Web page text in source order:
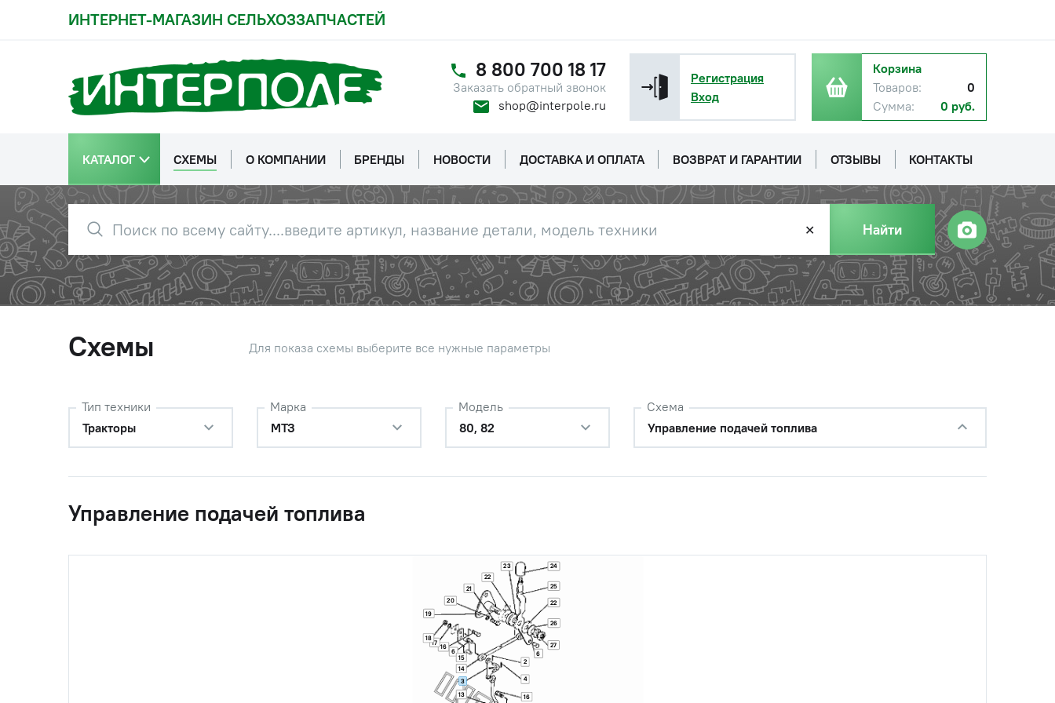
ИНТЕРНЕТ-МАГАЗИН СЕЛЬХОЗЗАПЧАСТЕЙ
8 800 700 18 17
Заказать обратный звонок
shop@interpole.ru
Регистрация
Вход
Корзина
Товаров:
0
Сумма:
0 руб.
КАТАЛОГ СХЕМЫ О КОМПАНИИ БРЕНДЫ НОВОСТИ ДОСТАВКА И ОПЛАТА ВОЗВРАТ И ГАРАНТИИ ОТЗЫВЫ КОНТАКТЫ
✕ Найти
Схемы Для показа схемы выберите все нужные параметры
Тип техники
Тракторы
Марка
МТЗ
Модель
80, 82
Схема
Управление подачей топлива
Управление подачей топлива
2
3 4
6 6
13
14
15
16
16
17
18
19
20
21
22
22
23 24
25
26
27